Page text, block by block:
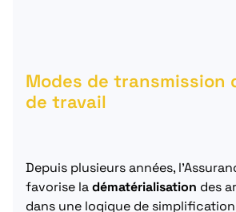
Modes de transmission
de travail
Depuis plusieurs années,
favorise ladématérialisation des
dans une logique de